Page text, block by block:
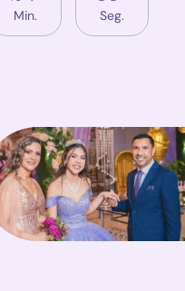
Min. Seg.